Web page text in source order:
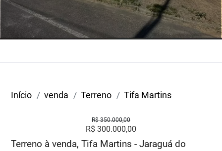
Início venda Terreno Tifa Martins
R$ 350.000,00
R$ 300.000,00
Terreno à venda, Tifa Martins - Jaraguá do